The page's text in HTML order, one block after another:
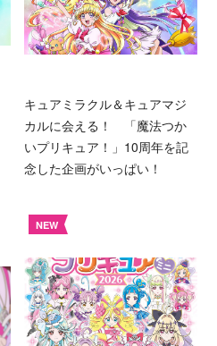
キュアミラクル＆キュアマジ
カルに会える！ 「魔法つか
いプリキュア！」10周年を記
念した企画がいっぱい！
NEW